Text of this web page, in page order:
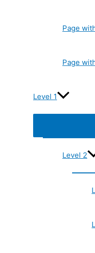
Page
Page
Level 1
Level 2